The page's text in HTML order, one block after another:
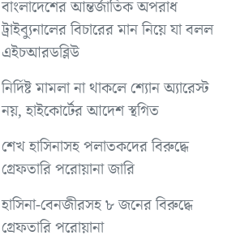
বাংলাদেশের আন্তর্জাতিক অপরাধ
ট্রাইব্যুনালের বিচারের মান নিয়ে যা বলল
এইচআরডব্লিউ
নির্দিষ্ট মামলা না থাকলে শ্যোন অ্যারেস্ট
নয়, হাইকোর্টের আদেশ স্থগিত
শেখ হাসিনাসহ পলাতকদের বিরুদ্ধে
গ্রেফতারি পরোয়ানা জারি
হাসিনা-বেনজীরসহ ৮ জনের বিরুদ্ধে
গ্রেফতারি পরোয়ানা